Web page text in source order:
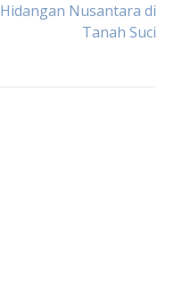
Hidangan Nusantara di
Tanah Suci